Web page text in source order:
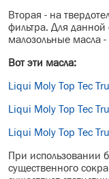
Вторая - на
фильтра. Для данной
малозольные масла -
Вот эти масла:
Liqui Moly Top Tec
Liqui Moly Top Tec
Liqui Moly Top Tec
При использовании
существенного